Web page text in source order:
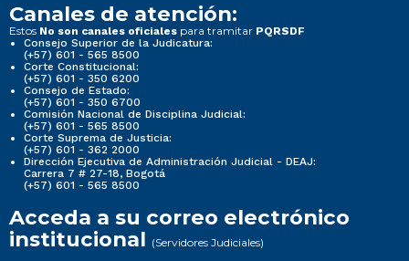
Canales de atención:
Estos No son canales oficiales para tramitar PQRSDF
Consejo Superior de la Judicatura:
(+57) 601 - 565 8500
Corte Constitucional:
(+57) 601 - 350 6200
Consejo de Estado:
(+57) 601 - 350 6700
Comisión Nacional de Disciplina Judicial:
(+57) 601 - 565 8500
Corte Suprema de Justicia:
(+57) 601 - 362 2000
Dirección Ejecutiva de Administración Judicial - DEAJ:
Carrera 7 # 27-18, Bogotá
(+57) 601 - 565 8500
Acceda a su correo electrónico
institucional (Servidores Judiciales)